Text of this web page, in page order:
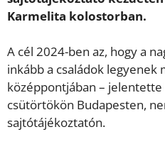
Karmelita kolostorban.
A cél 2024-ben az, hogy a
inkább a családok legyenek
középpontjában –
csütörtökön Budapesten,
sajtótájékoztatón.